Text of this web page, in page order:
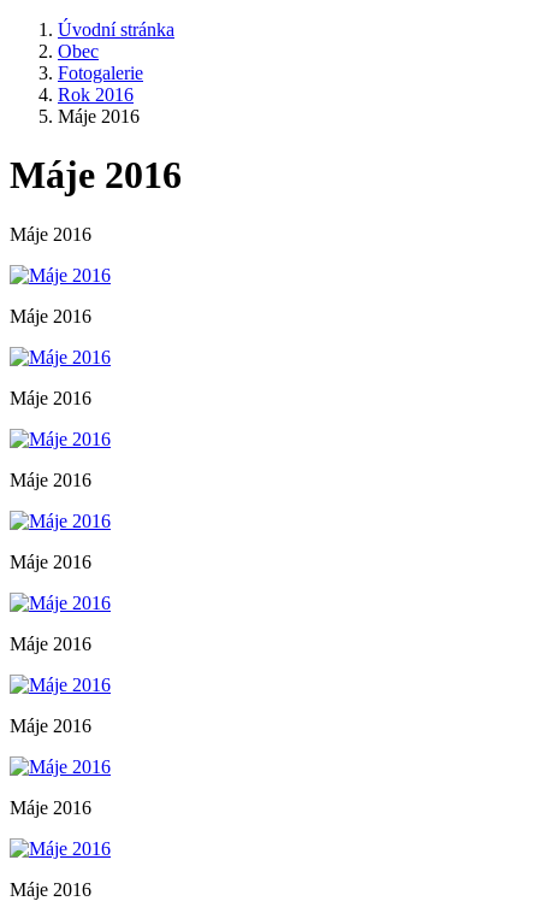
Úvodní stránka
Obec
Fotogalerie
Rok 2016
Máje 2016
Máje 2016
Máje 2016
Máje 2016
Máje 2016
Máje 2016
Máje 2016
Máje 2016
Máje 2016
Máje 2016
Máje 2016